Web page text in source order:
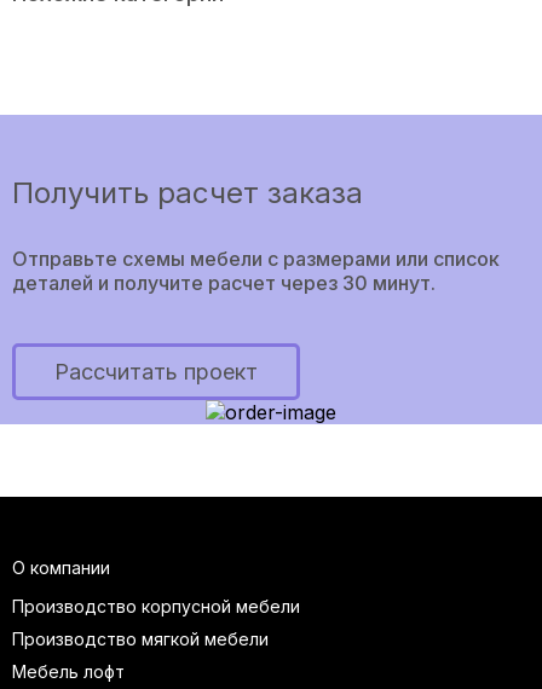
Получить расчет заказа
Отправьте схемы мебели с размерами или список
деталей и получите расчет через 30 минут.
Рассчитать проект
О компании
Производство корпусной мебели
Производство мягкой мебели
Мебель лофт